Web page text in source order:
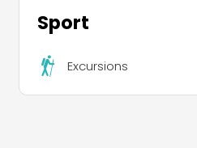
Sport
Excursions